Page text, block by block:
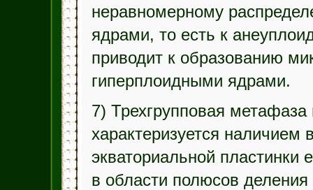
неравномерному
ядрами, то есть к
приводит к образованию
гиперплоидными ядрами.
7) Трехгрупповая
характеризуется
экваториальной
в области полюсов